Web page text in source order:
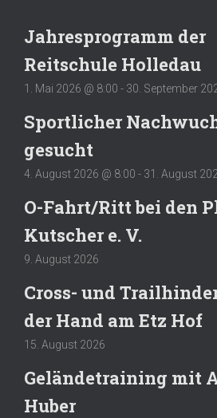
Jahresprogramm der
Reitschule Holledau
1. Mai 2026 @ 8:00 - 30. September
Sportlicher
gesucht
4. August 2026 @ 8:00 - 31. August
O-Fahrt/Ritt bei den
Kutscher e. V.
9. August 2026
Cross- und
der Hand am Etz Hof
15. August 2026
Geländetraining mit
Huber